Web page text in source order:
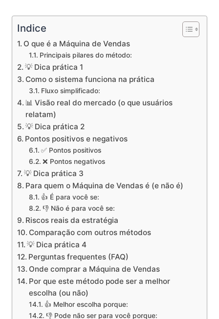
Indice
O que é a Máquina de Vendas
Principais pilares do método:
💡 Dica prática 1
Como o sistema funciona na prática
Fluxo simplificado:
📊 Visão real do mercado (o que usuários
relatam)
💡 Dica prática 2
Pontos positivos e negativos
✅ Pontos positivos
❌ Pontos negativos
💡 Dica prática 3
Para quem o Máquina de Vendas é (e não é)
👍 É para você se:
👎 Não é para você se:
Riscos reais da estratégia
Comparação com outros métodos
💡 Dica prática 4
Perguntas frequentes (FAQ)
Onde comprar a Máquina de Vendas
Por que este método pode ser a melhor
escolha (ou não)
👍 Melhor escolha porque:
👎 Pode não ser para você porque: